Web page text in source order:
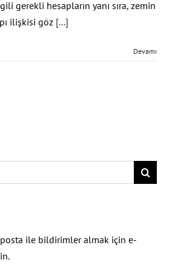
gerekli hesapların yanı sıra, zemin
ilişkisi göz [...]
Devamı
ile bildirimler almak için e-